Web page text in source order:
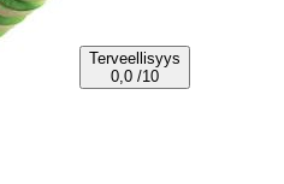
Terveellisyys
0,0 /10